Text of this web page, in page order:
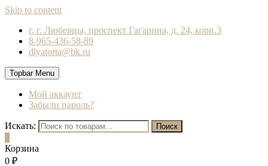
Skip to content
г. г. Люберцы, проспект Гагарина, д. 24, корп.3
8-965-436-58-89
dlyatorta@bk.ru
Topbar Menu
Мой аккаунт
Забыли пароль?
Искать: Поиск
Корзина
0 ₽